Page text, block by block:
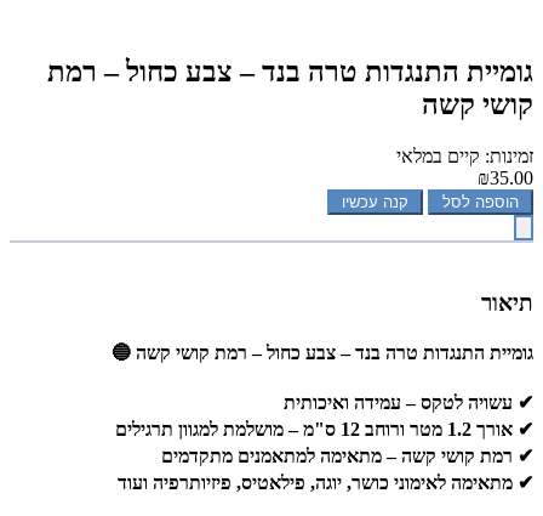
גומיית התנגדות טרה בנד – צבע כחול – רמת
קושי קשה
זמינות: קיים במלאי
₪35.00
הוספה לסל קנה עכשיו
תיאור
גומיית התנגדות טרה בנד – צבע כחול – רמת קושי קשה 🔵
✔ עשויה לטקס– עמידה ואיכותית
✔ אורך 1.2 מטר ורוחב 12 ס"מ
– מושלמת למגוון תרגילים
✔ רמת קושי קשה– מתאימה למתאמנים מתקדמים
✔ מתאימה לאימוני כושר, יוגה, פילאטיס, פיזיותרפיה ועוד